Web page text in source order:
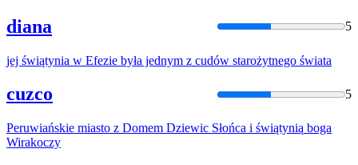
diana 5
jej świątynia w Efezie była jednym z cudów starożytnego świata
cuzco 5
Peruwiańskie miasto z Domem Dziewic Słońca i świątynią boga
Wirakoczy